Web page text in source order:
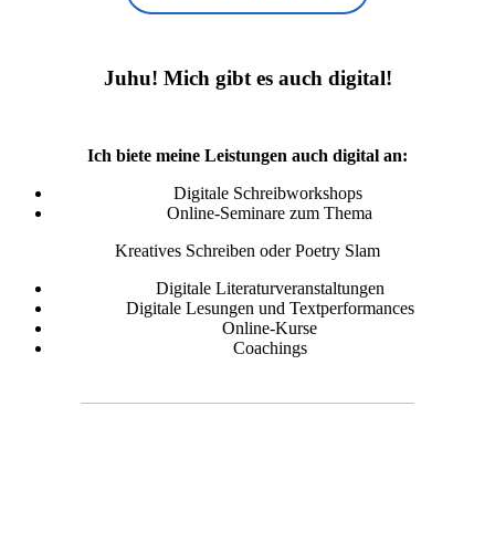
Juhu! Mich gibt es auch digital!
Ich biete meine Leistungen auch digital an:
Digitale Schreibworkshops
Online-Seminare zum Thema
Kreatives Schreiben oder Poetry Slam
Digitale Literaturveranstaltungen
Digitale Lesungen und Textperformances
Online-Kurse
Coachings